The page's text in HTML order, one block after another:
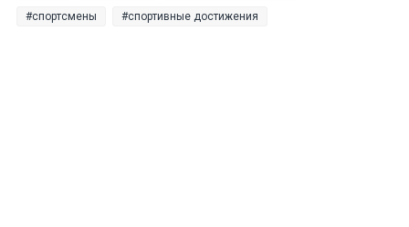
спортсмены спортивные достижения